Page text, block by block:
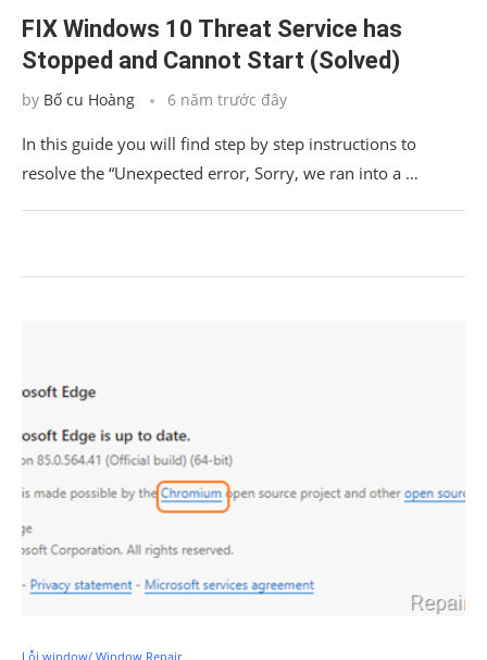
FIX Windows 10 Threat Service has
Stopped and Cannot Start (Solved)
by Bố cu Hoàng 6 năm trước đây
In this guide you will find step by step instructions to
resolve the “Unexpected error, Sorry, we ran into a …
Lỗi window/ Window Repair